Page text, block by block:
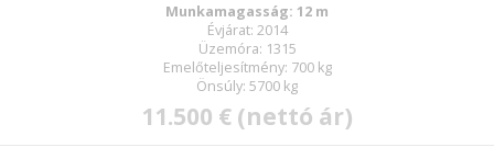
Munkamagasság: 12 m
Évjárat: 2014
Üzemóra: 1315
Emelőteljesítmény: 700 kg
Önsúly: 5700 kg
11.500 € (nettó ár)